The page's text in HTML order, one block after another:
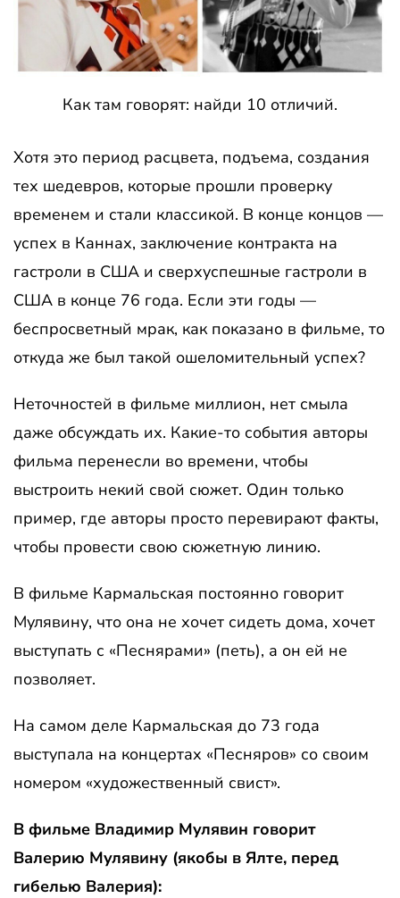
Как там говорят: найди 10 отличий.
Хотя это период расцвета, подъема, создания
тех шедевров, которые прошли проверку
временем и стали классикой. В конце концов —
успех в Каннах, заключение контракта на
гастроли в США и сверхуспешные гастроли в
США в конце 76 года. Если эти годы —
беспросветный мрак, как показано в фильме, то
откуда же был такой ошеломительный успех?
Неточностей в фильме миллион, нет смыла
даже обсуждать их. Какие-то события авторы
фильма перенесли во времени, чтобы
выстроить некий свой сюжет. Один только
пример, где авторы просто перевирают факты,
чтобы провести свою сюжетную линию.
В фильме Кармальская постоянно говорит
Мулявину, что она не хочет сидеть дома, хочет
выступать с «Песнярами» (петь), а он ей не
позволяет.
На самом деле Кармальская до 73 года
выступала на концертах «Песняров» со своим
номером «художественный свист».
В фильме Владимир Мулявин говорит
Валерию Мулявину (якобы в Ялте, перед
гибелью Валерия):